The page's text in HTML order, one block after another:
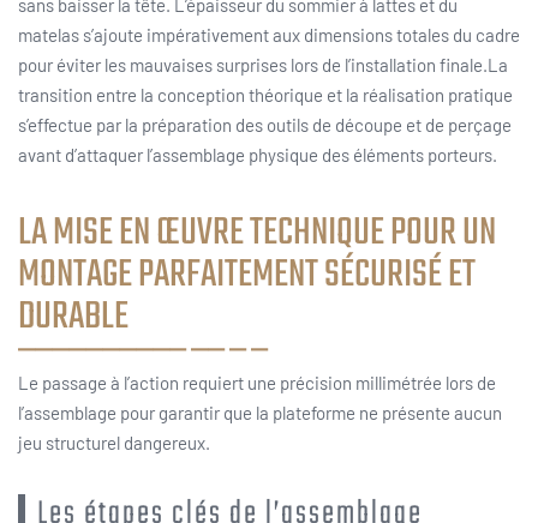
sans baisser la tête. L’épaisseur du sommier à lattes et du
matelas s’ajoute impérativement aux dimensions totales du cadre
pour éviter les mauvaises surprises lors de l’installation finale.La
transition entre la conception théorique et la réalisation pratique
s’effectue par la préparation des outils de découpe et de perçage
avant d’attaquer l’assemblage physique des éléments porteurs.
LA MISE EN ŒUVRE TECHNIQUE POUR UN
MONTAGE PARFAITEMENT SÉCURISÉ ET
DURABLE
Le passage à l’action requiert une précision millimétrée lors de
l’assemblage pour garantir que la plateforme ne présente aucun
jeu structurel dangereux.